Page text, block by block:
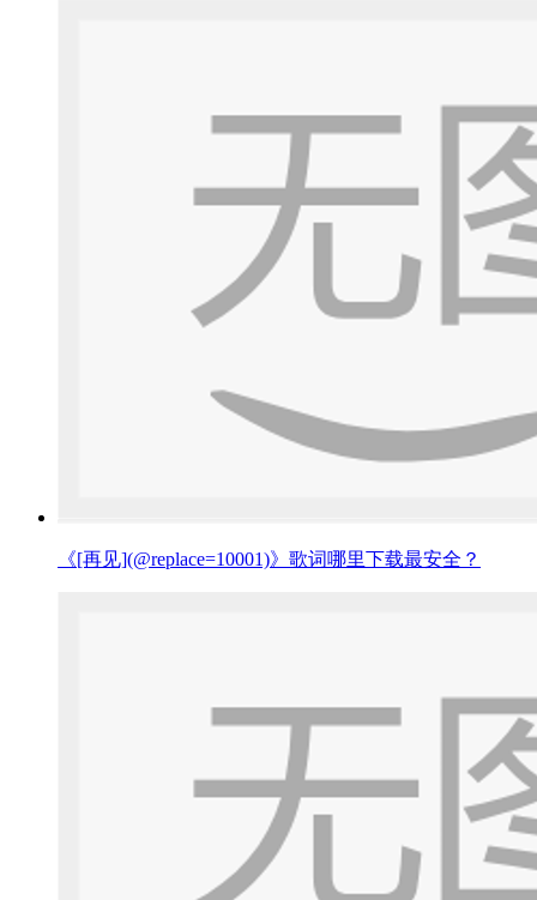
《[再见](@replace=10001)》歌词哪里下载最安全？